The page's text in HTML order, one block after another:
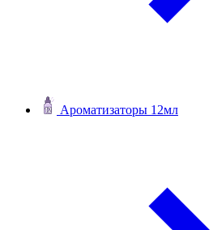
Ароматизаторы 12мл